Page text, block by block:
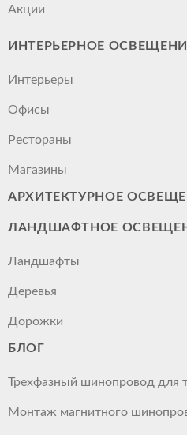
Акции
ИНТЕРЬЕРНОЕ
Интерьеры
Офисы
Рестораны
Магазины
АРХИТЕКТУРНОЕ
ЛАНДШАФТНОЕ
Ландшафты
Деревья
Дорожки
БЛОГ
Трехфазный шинопровод для
Монтаж магнитного